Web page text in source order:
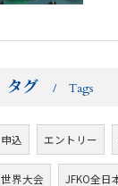
タグ Tags
申込 エントリー
世界大会 JFKO全日